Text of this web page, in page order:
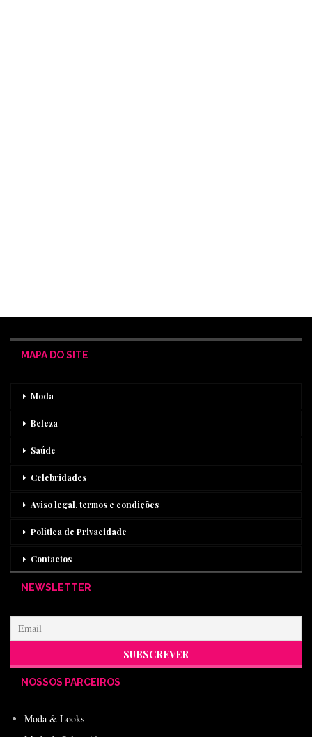
MAPA DO SITE
Moda
Beleza
Saúde
Celebridades
Aviso legal, termos e condições
Política de Privacidade
Contactos
NEWSLETTER
NOSSOS PARCEIROS
Moda & Looks